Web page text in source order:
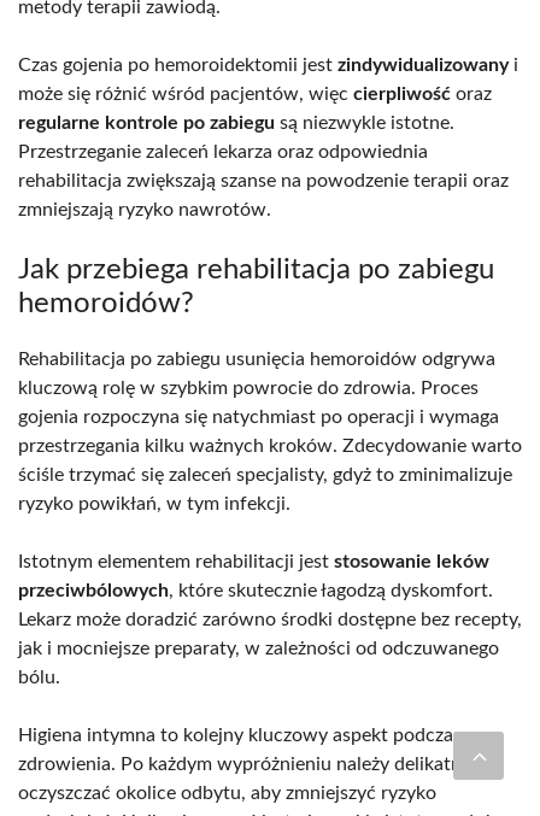
metody terapii zawiodą.
Czas gojenia po hemoroidektomii jest zindywidualizowanyi
może się różnić wśród pacjentów, więc cierpliwość oraz
regularne kontrole po zabiegu są niezwykle istotne.
Przestrzeganie zaleceń lekarza oraz odpowiednia
rehabilitacja zwiększają szanse na powodzenie terapii oraz
zmniejszają ryzyko nawrotów.
Jak przebiega rehabilitacja po zabiegu
hemoroidów?
Rehabilitacja po zabiegu usunięcia hemoroidów odgrywa
kluczową rolę w szybkim powrocie do zdrowia. Proces
gojenia rozpoczyna się natychmiast po operacji i wymaga
przestrzegania kilku ważnych kroków. Zdecydowanie warto
ściśle trzymać się zaleceń specjalisty, gdyż to zminimalizuje
ryzyko powikłań, w tym infekcji.
Istotnym elementem rehabilitacji jest stosowanie leków
przeciwbólowych, które skutecznie łagodzą dyskomfort.
Lekarz może doradzić zarówno środki dostępne bez recepty,
jak i mocniejsze preparaty, w zależności od odczuwanego
bólu.
Higiena intymna to kolejny kluczowy aspekt podczas
zdrowienia. Po każdym wypróżnieniu należy delikatnie
oczyszczać okolice odbytu, aby zmniejszyć ryzyko